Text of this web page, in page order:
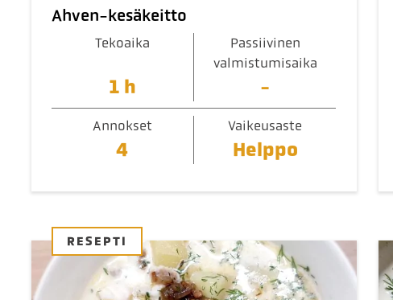
Ahven-kesäkeitto
Tekoaika
1 h
Passiivinen
valmistumisaika
-
Annokset
4
Vaikeusaste
Helppo
RESEPTI